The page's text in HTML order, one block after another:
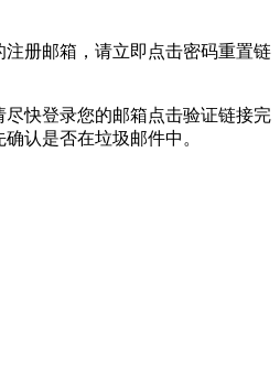
册邮箱，请立即点击密码重置链
快登录您的邮箱点击验证链接完
认是否在垃圾邮件中。